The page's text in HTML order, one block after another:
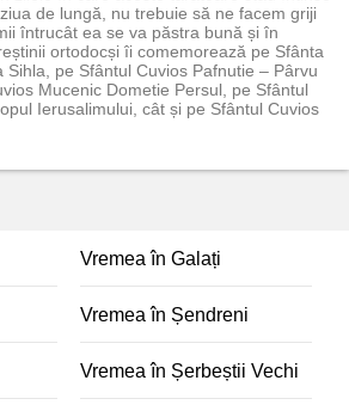
de lungă, nu trebuie să ne facem griji
întrucât ea se va păstra bună și în
ortodocși îi comemorează pe Sfânta
Sihla, pe Sfântul Cuvios Pafnutie – Pârvu
Mucenic Dometie Persul, pe Sfântul
Ierusalimului, cât și pe Sfântul Cuvios
Vremea în Galați
Vremea în Șendreni
Vremea în Șerbeștii Vechi